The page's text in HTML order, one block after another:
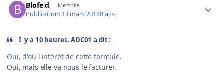
Blofeld Membre
Publication: 18 mars 20188 ans
Il y a 10 heures, ADC01 a dit :
Oui, d'où l'intérêt de cette formule.
Oui, mais elle va nous le facturer.